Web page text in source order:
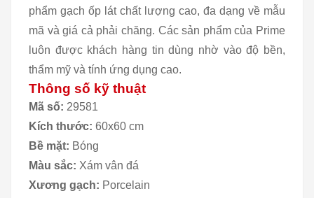
phẩm gạch ốp lát chất lượng cao, đa dạng về mẫu
mã và giá cả phải chăng. Các sản phẩm của Prime
luôn được khách hàng tin dùng nhờ vào độ bền,
thẩm mỹ và tính ứng dụng cao.
Thông số kỹ thuật
Mã số: 29581
Kích thước: 60x60 cm
Bề mặt: Bóng
Màu sắc: Xám vân đá
Xương gạch: Porcelain